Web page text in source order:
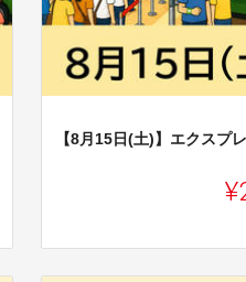
【8月15日(土)】エクスプ